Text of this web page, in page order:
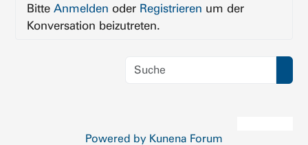
BitteAnmelden oder Registrieren um der
Konversation beizutreten.
Powered by Kunena Forum